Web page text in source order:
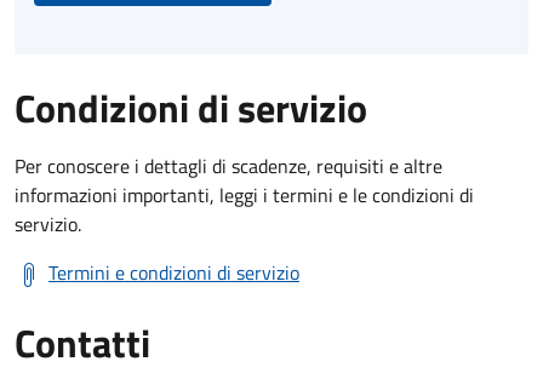
Condizioni di servizio
Per conoscere i dettagli di scadenze, requisiti e altre
informazioni importanti, leggi i termini e le condizioni di
servizio.
Termini e condizioni di servizio
Contatti